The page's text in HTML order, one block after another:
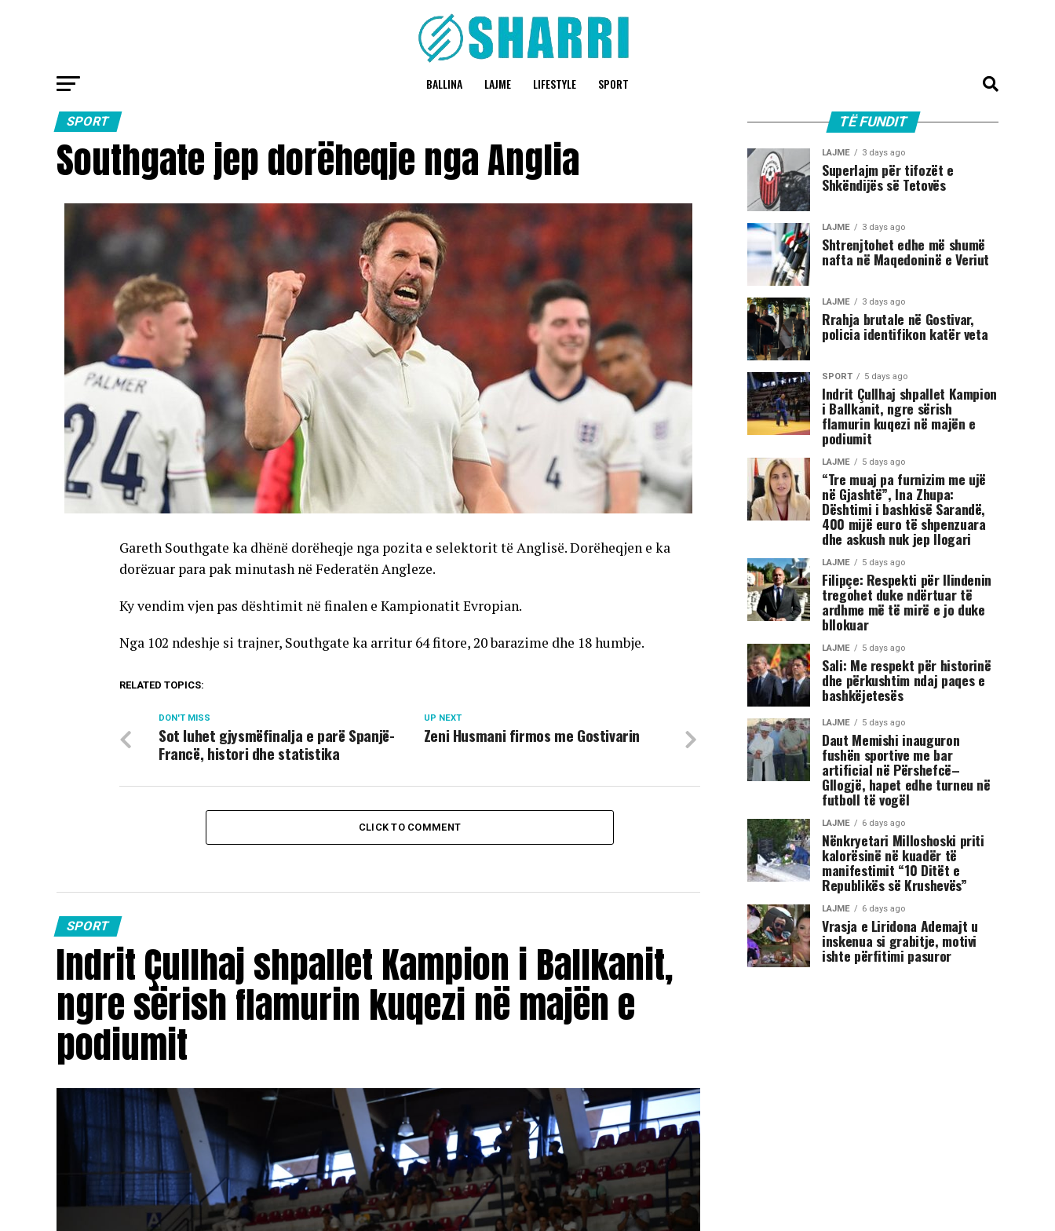
BALLINA LAJME LIFESTYLE SPORT
SPORT
Southgate jep dorëheqje nga Anglia
Gareth Southgate ka dhënë dorëheqje nga pozita e selektorit të Anglisë. Dorëheqjen e ka
dorëzuar para pak minutash në Federatën Angleze.
Ky vendim vjen pas dështimit në finalen e Kampionatit Evropian.
Nga 102 ndeshje si trajner, Southgate ka arritur 64 fitore, 20 barazime dhe 18 humbje.
RELATED TOPICS:
UP NEXT
Zeni Husmani firmos me Gostivarin
DON'T MISS
Sot luhet gjysmëfinalja e parë Spanjë-
Francë, histori dhe statistika
CLICK TO COMMENT
SPORT
Indrit Çullhaj shpallet Kampion i Ballkanit,
ngre sërish flamurin kuqezi në majën e
podiumit
TË FUNDIT
LAJME 3 days ago
Superlajm për tifozët e
Shkëndijës së Tetovës
LAJME 3 days ago
Shtrenjtohet edhe më shumë
nafta në Maqedoninë e Veriut
LAJME 3 days ago
Rrahja brutale në Gostivar,
policia identifikon katër veta
SPORT 5 days ago
Indrit Çullhaj shpallet Kampion
i Ballkanit, ngre sërish
flamurin kuqezi në majën e
podiumit
LAJME 5 days ago
“Tre muaj pa furnizim me ujë
në Gjashtë”, Ina Zhupa:
Dështimi i bashkisë Sarandë,
400 mijë euro të shpenzuara
dhe askush nuk jep llogari
LAJME 5 days ago
Filipçe: Respekti për Ilindenin
tregohet duke ndërtuar të
ardhme më të mirë e jo duke
bllokuar
LAJME 5 days ago
Sali: Me respekt për historinë
dhe përkushtim ndaj paqes e
bashkëjetesës
LAJME 5 days ago
Daut Memishi inauguron
fushën sportive me bar
artificial në Përshefcë–
Gllogjë, hapet edhe turneu në
futboll të vogël
LAJME 6 days ago
Nënkryetari Milloshoski priti
kalorësinë në kuadër të
manifestimit “10 Ditët e
Republikës së Krushevës”
LAJME 6 days ago
Vrasja e Liridona Ademajt u
inskenua si grabitje, motivi
ishte përfitimi pasuror